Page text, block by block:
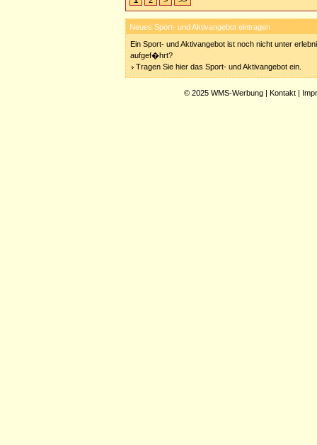
Neues Sport- und Aktivangebot eintragen
Ein Sport- und Aktivangebot ist noch nicht unter
aufgef�hrt?
Tragen Sie hier das Sport- und Aktivangebot ein.
© 2025 WMS-Werbung | Kontakt |